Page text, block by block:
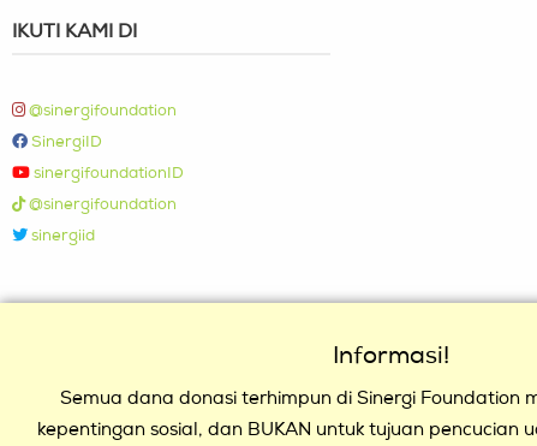
IKUTI KAMI DI
@sinergifoundation
SinergiID
sinergifoundationID
@sinergifoundation
sinergiid
Informasi!
Semua dana donasi terhimpun di Sinergi Foundation
kepentingan sosial, dan BUKAN untuk tujuan pencucian